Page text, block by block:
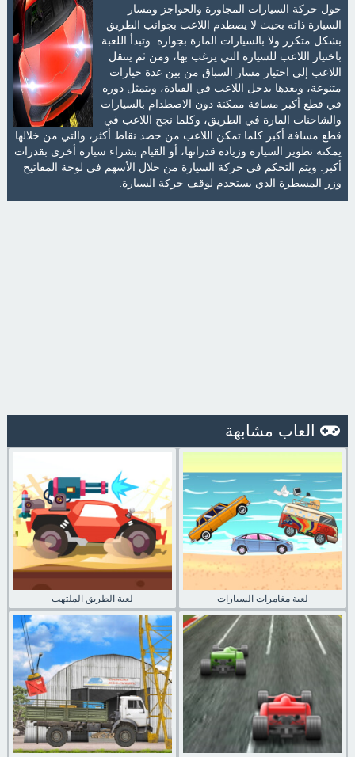
حول حركة السيارات المجاورة والحواجز ومسار
السيارة ذاته بحيث لا يصطدم اللاعب بجوانب الطريق
بشكل متكرر ولا بالسيارات المارة بجواره. وتبدأ اللعبة
باختيار اللاعب للسيارة التي يرغب بها، ومن ثم ينتقل
اللاعب إلى اختيار مسار السباق من بين عدة خيارات
متنوعة، وبعدها يدخل اللاعب في القيادة، ويتمثل دوره
في قطع أكبر مسافة ممكنة دون الاصطدام بالسيارات
والشاحنات المارة في الطريق، وكلما نجح اللاعب في
قطع مسافة أكبر كلما تمكن اللاعب من حصد نقاط أكثر، والتي من خلالها
يمكنه تطوير السيارة وزيادة قدراتها، أو القيام بشراء سيارة أخرى بقدرات
أكبر. ويتم التحكم في حركة السيارة من خلال الأسهم في لوحة المفاتيح
وزر المسطرة الذي يستخدم لوقف حركة السيارة.
العاب مشابهة
لعبة الطريق الملتهب لعبة مغامرات السيارات